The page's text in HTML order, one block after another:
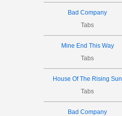
Bad Company
Tabs
Mine End This Way
Tabs
House Of The Rising Sun
Tabs
Bad Company